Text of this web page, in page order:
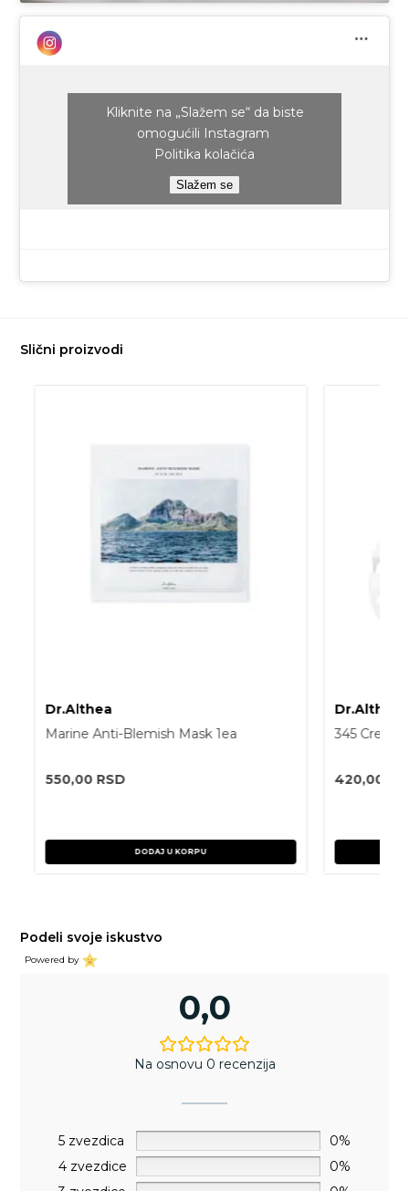
Kliknite na „Slažem se“ da biste
omogućili Instagram
Politika kolačića
Slažem se
Slični proizvodi
Dr.Althea
Marine Anti-Blemish Mask 1ea
550,00 RSD
DODAJ U KORPU
Dr.Althea
345 Cream
420,00
Podeli svoje iskustvo
Powered by
0,0
Na osnovu 0 recenzija
5 zvezdica
0%
4 zvezdice
0%